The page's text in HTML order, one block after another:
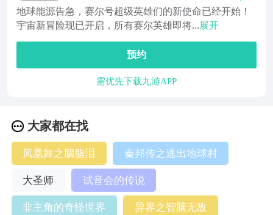
地球能源告急，赛尔号超级英雄们的新使命已经开始！
宇宙新冒险现已开启，所有赛尔英雄即将...展开
预约
需优先下载九游APP
大家都在找
凤凰舞之胭脂泪
秦邦传之逃出地球村
大圣师
试音会的传说
非主角的奇怪世界
异界之智脑无敌